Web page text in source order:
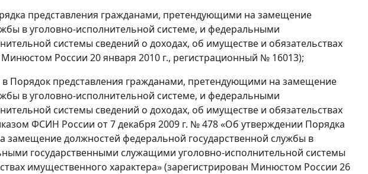
представления гражданами, претендующими на замещение
в уголовно-исполнительной системе, и федеральными
системы сведений о доходах, об имуществе и обязательствах
России 20 января 2010 г., регистрационный № 16013);
Порядок представления гражданами, претендующими на замещение
в уголовно-исполнительной системе, и федеральными
системы сведений о доходах, об имуществе и обязательствах
ФСИН России от 7 декабря 2009 г. № 478 «Об утверждении Порядка
должностей федеральной государственной службы в
государственными служащими уголовно-исполнительной системы
имущественного характера» (зарегистрирован Минюстом России 26